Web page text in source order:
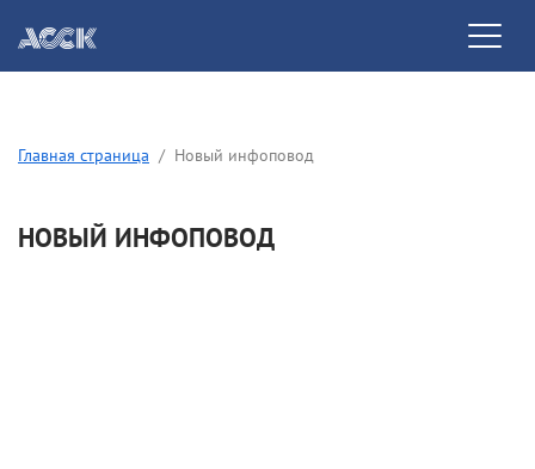
Главная страница Новый инфоповод
НОВЫЙ ИНФОПОВОД